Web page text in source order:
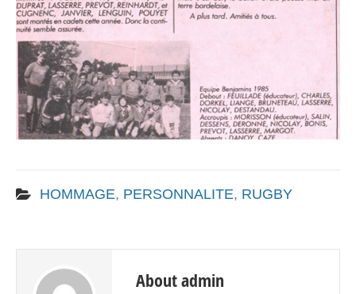
HOMMAGE, PERSONNALITE, RUGBY
About admin